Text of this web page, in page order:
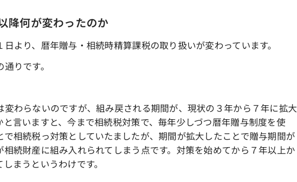
降何が変わったのか
より、暦年贈与・相続時精算課税の取り扱いが変わっています。
りです。
わらないのですが、組み戻される期間が、現状の３年から７年に拡大
言いますと、今まで相続税対策で、毎年少しづつ暦年贈与制度を使
相続税っ対策としていたましたが、期間が拡大したことで贈与期間が
続財産に組み入れられてしまう点です。対策を始めてから７年以上か
まうというわけです。